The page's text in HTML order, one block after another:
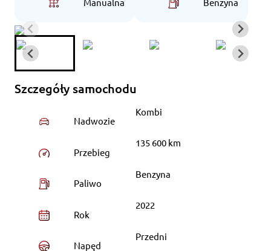
Szczegóły samochodu
Nadwozie
Kombi
Przebieg
135 600 km
Paliwo
Benzyna
Rok
2022
Napęd
Przedni